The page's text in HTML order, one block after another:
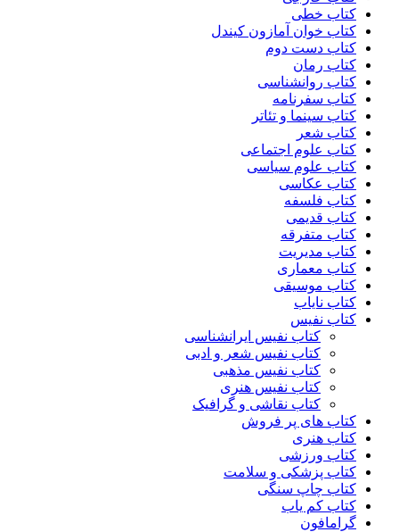
کتاب خطی
کتاب خوان آمازون کیندل
کتاب دست دوم
کتاب رمان
کتاب روانشناسی
کتاب سفرنامه
کتاب سینما و تئاتر
کتاب شعر
کتاب علوم اجتماعی
کتاب علوم سیاسی
کتاب عکاسی
کتاب فلسفه
کتاب قدیمی
کتاب متفرقه
کتاب مدیریت
کتاب معماری
کتاب موسیقی
کتاب نایاب
کتاب نفیس
کتاب نفیس ایرانشناسی
کتاب نفیس شعر و ادبی
کتاب نفیس مذهبی
کتاب نفیس هنری
کتاب نقاشی و گرافیک
کتاب های پر فروش
کتاب هنری
کتاب ورزشی
کتاب پزشکی و سلامت
کتاب چاپ سنگی
کتاب کم یاب
گرامافون